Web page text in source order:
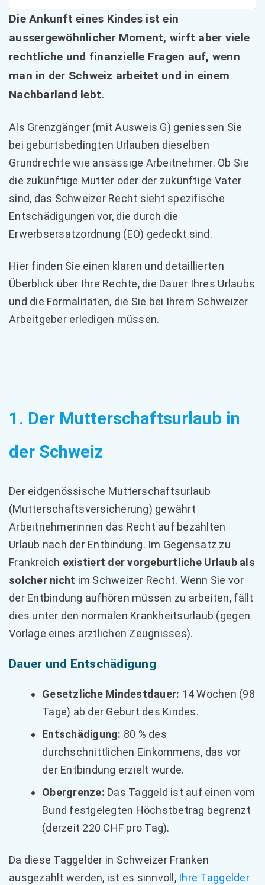
Die Ankunft eines Kindes ist ein
aussergewöhnlicher Moment, wirft aber viele
rechtliche und finanzielle Fragen auf, wenn
man in der Schweiz arbeitet und in einem
Nachbarland lebt.
Als Grenzgänger (mit Ausweis G) geniessen Sie
bei geburtsbedingten Urlauben dieselben
Grundrechte wie ansässige Arbeitnehmer. Ob Sie
die zukünftige Mutter oder der zukünftige Vater
sind, das Schweizer Recht sieht spezifische
Entschädigungen vor, die durch die
Erwerbsersatzordnung (EO) gedeckt sind.
Hier finden Sie einen klaren und detaillierten
Überblick über Ihre Rechte, die Dauer Ihres Urlaubs
und die Formalitäten, die Sie bei Ihrem Schweizer
Arbeitgeber erledigen müssen.
1. Der Mutterschaftsurlaub in
der Schweiz
Der eidgenössische Mutterschaftsurlaub
(Mutterschaftsversicherung) gewährt
Arbeitnehmerinnen das Recht auf bezahlten
Urlaub nach der Entbindung. Im Gegensatz zu
Frankreich existiert der vorgeburtliche Urlaub als
solcher nicht im Schweizer Recht. Wenn Sie vor
der Entbindung aufhören müssen zu arbeiten, fällt
dies unter den normalen Krankheitsurlaub (gegen
Vorlage eines ärztlichen Zeugnisses).
Dauer und Entschädigung
Gesetzliche Mindestdauer: 14 Wochen (98
Tage) ab der Geburt des Kindes.
Entschädigung: 80 % des
durchschnittlichen Einkommens, das vor
der Entbindung erzielt wurde.
Obergrenze: Das Taggeld ist auf einen vom
Bund festgelegten Höchstbetrag begrenzt
(derzeit 220 CHF pro Tag).
Da diese Taggelder in Schweizer Franken
ausgezahlt werden, ist es sinnvoll, Ihre Taggelder